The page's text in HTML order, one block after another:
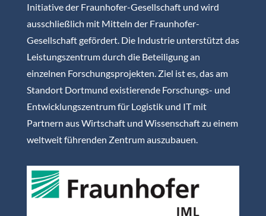
Initiative der Fraunhofer-Gesellschaft und wird
ausschließlich mit Mitteln der Fraunhofer-
Gesellschaft gefördert. Die Industrie unterstützt das
Leistungszentrum durch die Beteiligung an
einzelnen Forschungsprojekten. Ziel ist es, das am
Standort Dortmund existierende Forschungs- und
Entwicklungszentrum für Logistik und IT mit
Partnern aus Wirtschaft und Wissenschaft zu einem
weltweit führenden Zentrum auszubauen.